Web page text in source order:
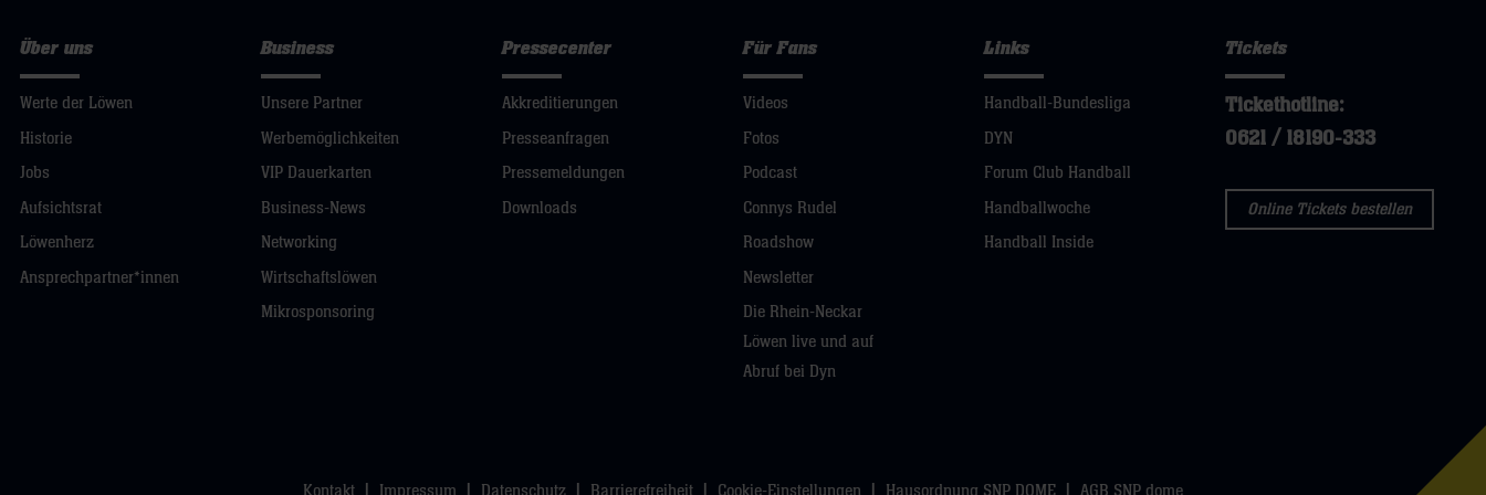
Über uns
Werte der Löwen
Historie
Jobs
Aufsichtsrat
Löwenherz
Ansprechpartner*innen
Business
Unsere Partner
Werbemöglichkeiten
VIP Dauerkarten
Business-News
Networking
Wirtschaftslöwen
Mikrosponsoring
Pressecenter
Akkreditierungen
Presseanfragen
Pressemeldungen
Downloads
Für Fans
Videos
Fotos
Podcast
Connys Rudel
Roadshow
Newsletter
Die Rhein-Neckar
Löwen live und auf
Abruf bei Dyn
Links
Handball-Bundesliga
DYN
Forum Club Handball
Handballwoche
Handball Inside
Tickets
Tickethotline:
0621 / 18190-333
Online Tickets bestellen
Kontakt Impressum Datenschutz Barrierefreiheit Cookie-Einstellungen Hausordnung SNP DOME AGB SNP dome